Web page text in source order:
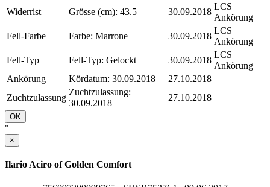
Widerrist Grösse (cm): 43.5 30.09.2018
LCS
Ankörung
Fell-Farbe
Farbe: Marrone 30.09.2018
LCS
Ankörung
Fell-Typ
Fell-Typ: Gelockt 30.09.2018
LCS
Ankörung
Ankörung
Kördatum: 30.09.2018
27.10.2018
Zuchtzulassung
Zuchtzulassung:
30.09.2018
27.10.2018
OK
"
×
Ilario Aciro of Golden Comfort